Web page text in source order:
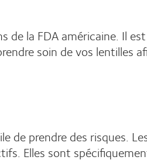
la FDA américaine. Il
soin de vos lentilles
de prendre des risques.
Elles sont